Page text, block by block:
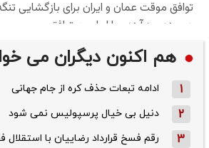
هم اکنون دیگران می
1 ادامه تبعات حذف کره از جام جهانی
2 دنیل بی خیال پرسپولیس نمی شود
3 رقم فسخ قرارداد رضاییان با استقلال فقط ۱۰۰میلیون